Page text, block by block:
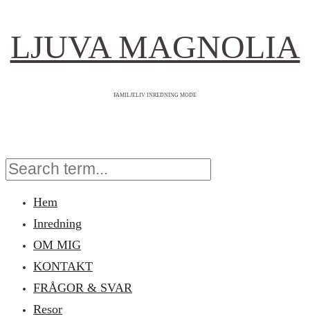
LJUVA MAGNOLIA
FAMILJELIV INREDNING MODE
Hem
Inredning
OM MIG
KONTAKT
FRÅGOR & SVAR
Resor